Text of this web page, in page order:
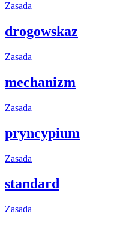
Zasada
drogowskaz
Zasada
mechanizm
Zasada
pryncypium
Zasada
standard
Zasada